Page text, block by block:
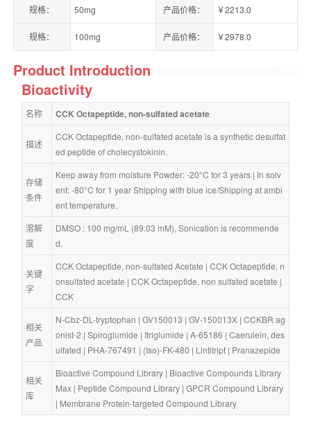
规格： 50mg 产品价格： ￥2213.0
规格： 100mg 产品价格： ￥2978.0
Product Introduction
Bioactivity
名称 CCK Octapeptide, non-sulfated acetate
描述
CCK Octapeptide, non-sulfated acetate is a synthetic desulfat
ed peptide of cholecystokinin.
存储
条件
Keep away from moisture Powder: -20°C for 3 years | In solv
ent: -80°C for 1 year Shipping with blue ice/Shipping at ambi
ent temperature.
溶解
度
DMSO : 100 mg/mL (89.03 mM), Sonication is recommende
d.
关键
字
CCK Octapeptide, non-sulfated Acetate | CCK Octapeptide, n
onsulfated acetate | CCK Octapeptide, non sulfated acetate
CCK
相关
产品
N-Cbz-DL-tryptophan | GV150013 | GV-150013X | CCKBR ag
onist-2 | Spiroglumide | Itriglumide | A-65186 | Caerulein, des
ulfated | PHA-767491 | (Iso)-FK-480 | Lintitript | Pranazepide
相关
库
Bioactive Compound Library | Bioactive Compounds Library
Max | Peptide Compound Library | GPCR Compound Library
| Membrane Protein-targeted Compound Library